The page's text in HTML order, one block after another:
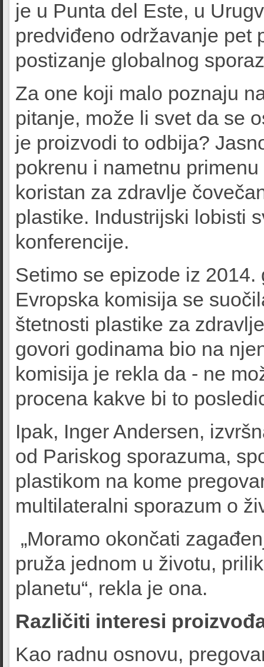
je u Punta del Este, u
predviđeno održavanje pet
postizanje globalnog
Za one koji malo poznaju
pitanje, može li svet da se
je proizvodi to odbija?
pokrenu i nametnu
koristan za zdravlje
plastike. Industrijski lobisti
konferencije.
Setimo se epizode iz
Evropska komisija se
štetnosti plastike za
govori godinama bio na
komisija je rekla da - ne
procena kakve bi to
Ipak, Inger Andersen,
od Pariskog sporazuma,
plastikom na kome
multilateralni sporazum o
„Moramo okončati
pruža jednom u životu,
planetu“, rekla je ona.
Različiti interesi
Kao radnu osnovu,